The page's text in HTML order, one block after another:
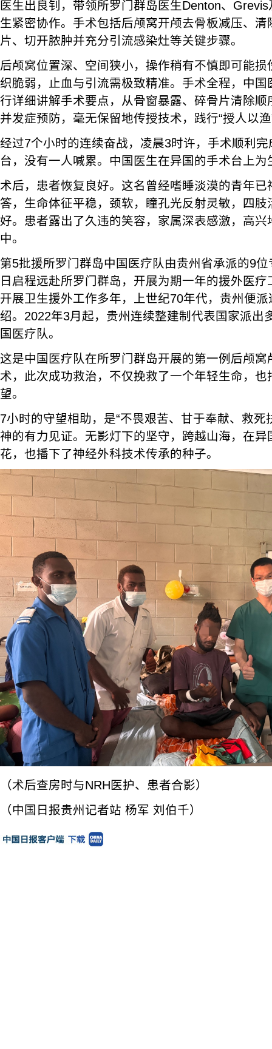
医生出良钊，带领所罗门群岛医生Denton、
生紧密协作。手术包括后颅窝开颅去骨板减压、
片、切开脓肿并充分引流感染灶等关键步骤。
后颅窝位置深、空间狭小，操作稍有不慎即可能
织脆弱，止血与引流需极致精准。手术全程，中
行详细讲解手术要点，从骨窗暴露、碎骨片清除
并发症预防，毫无保留地传授技术，践行“授人以
经过7个小时的连续奋战，凌晨3时许，手术顺利
台，没有一人喊累。中国医生在异国的手术台上
术后，患者恢复良好。这名曾经嗜睡淡漠的青年已
答，生命体征平稳，颈软，瞳孔光反射灵敏，四
好。患者露出了久违的笑容，家属深表感激，高
中。
第5批援所罗门群岛中国医疗队由贵州省承派的9
日启程远赴所罗门群岛，开展为期一年的援外医
开展卫生援外工作多年，上世纪70年代，贵州便
绍。2022年3月起，贵州连续整建制代表国家派出
国医疗队。
这是中国医疗队在所罗门群岛开展的第一例后颅
术，此次成功救治，不仅挽救了一个年轻生命，也
望。
7小时的守望相助，是“不畏艰苦、甘于奉献、救死
神的有力见证。无影灯下的坚守，跨越山海，在异
花，也播下了神经外科技术传承的种子。
（术后查房时与NRH医护、患者合影）
（中国日报贵州记者站 杨军 刘伯千）